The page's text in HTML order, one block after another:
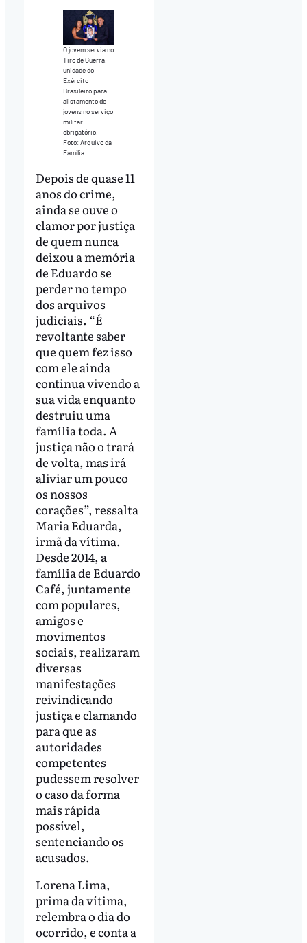
O jovem servia no
Tiro de Guerra,
unidade do
Exército
Brasileiro para
alistamento de
jovens no serviço
militar
obrigatório.
Foto: Arquivo da
Família
Depois de quase 11
anos do crime,
ainda se ouve o
clamor por justiça
de quem nunca
deixou a memória
de Eduardo se
perder no tempo
dos arquivos
judiciais. “É
revoltante saber
que quem fez isso
com ele ainda
continua vivendo a
sua vida enquanto
destruiu uma
família toda. A
justiça não o trará
de volta, mas irá
aliviar um pouco
os nossos
corações”, ressalta
Maria Eduarda,
irmã da vítima.
Desde 2014, a
família de Eduardo
Café, juntamente
com populares,
amigos e
movimentos
sociais, realizaram
diversas
manifestações
reivindicando
justiça e clamando
para que as
autoridades
competentes
pudessem resolver
o caso da forma
mais rápida
possível,
sentenciando os
acusados.
Lorena Lima,
prima da vítima,
relembra o dia do
ocorrido, e conta a